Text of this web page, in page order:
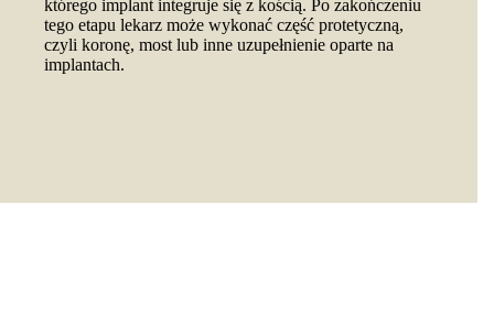
którego implant integruje się z kością. Po zakończeniu
tego etapu lekarz może wykonać część protetyczną,
czyli koronę, most lub inne uzupełnienie oparte na
implantach.